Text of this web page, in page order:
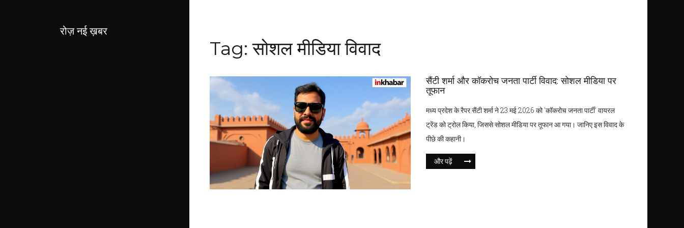
रोज़ नई ख़बर
Tag: सोशल मीडिया विवाद
सैंटी शर्मा और कॉकरोच जनता पार्टी विवाद: सोशल मीडिया पर
तूफान
मध्य प्रदेश के रैपर सैंटी शर्मा ने 23 मई 2026 को 'कॉकरोच जनता पार्टी' वायरल
ट्रेंड को ट्रोल किया, जिससे सोशल मीडिया पर तूफान आ गया। जानिए इस विवाद के
पीछे की कहानी।
और पढ़ें